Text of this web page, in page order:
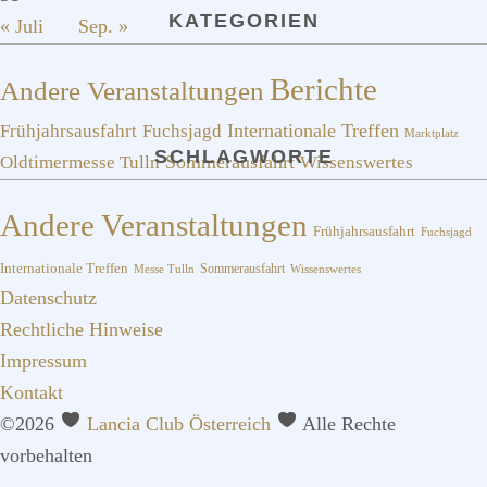
« Juli
Sep. » KATEGORIEN
Andere Veranstaltungen Berichte
Frühjahrsausfahrt Fuchsjagd Internationale Treffen Marktplatz
Oldtimermesse Tulln Sommerausfahrt Wissenswertes
SCHLAGWORTE
Andere Veranstaltungen Frühjahrsausfahrt Fuchsjagd
Internationale Treffen Messe Tulln Sommerausfahrt Wissenswertes
Datenschutz
Rechtliche Hinweise
Impressum
Kontakt
©2026
Lancia Club Österreich
Alle Rechte
vorbehalten